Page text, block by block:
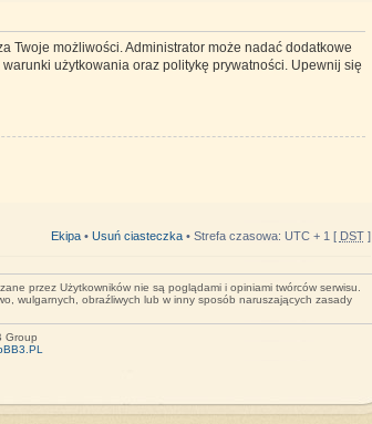
Twoje możliwości. Administrator może nadać dodatkowe
użytkowania oraz politykę prywatności. Upewnij się
Ekipa• Usuń ciasteczka• Strefa czasowa: UTC + 1 [ DST]
przez Użytkowników nie są poglądami i opiniami twórców serwisu.
wulgarnych, obraźliwych lub w inny sposób naruszających zasady
Group